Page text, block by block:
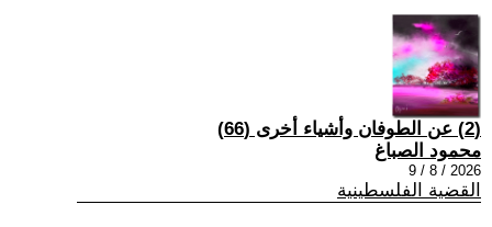
(2) عن الطوفان وأشياء أخرى (66)
محمود الصباغ
2026 / 8 / 9
القضية الفلسطينية